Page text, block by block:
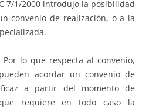
7/1/2000 introdujo la posibilidad
convenio de realización, o a la
Por lo que respecta al convenio,
acordar un convenio de
a partir del momento de
requiere en todo caso la